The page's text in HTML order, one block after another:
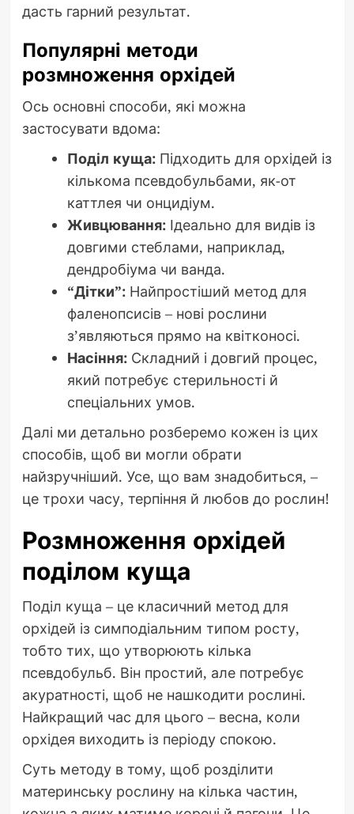
дасть гарний результат.
Популярні методи
розмноження орхідей
Ось основні способи, які можна
застосувати вдома:
Поділ куща:Підходить для орхідей із
кількома псевдобульбами, як-от
каттлея чи онцидіум.
Живцювання:Ідеально для видів із
довгими стеблами, наприклад,
дендробіума чи ванда.
“Дітки”:Найпростіший метод для
фаленопсисів – нові рослини
з’являються прямо на квітконосі.
Насіння:Складний і довгий процес,
який потребує стерильності й
спеціальних умов.
Далі ми детально розберемо кожен із цих
способів, щоб ви могли обрати
найзручніший. Усе, що вам знадобиться, –
це трохи часу, терпіння й любов до рослин!
Розмноження орхідей
поділом куща
Поділ куща – це класичний метод для
орхідей із симподіальним типом росту,
тобто тих, що утворюють кілька
псевдобульб. Він простий, але потребує
акуратності, щоб не нашкодити рослині.
Найкращий час для цього – весна, коли
орхідея виходить із періоду спокою.
Суть методу в тому, щоб розділити
материнську рослину на кілька частин,